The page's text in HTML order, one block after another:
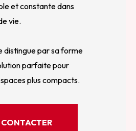
et constante dans
vie.
distingue par sa forme
parfaite pour
plus compacts.